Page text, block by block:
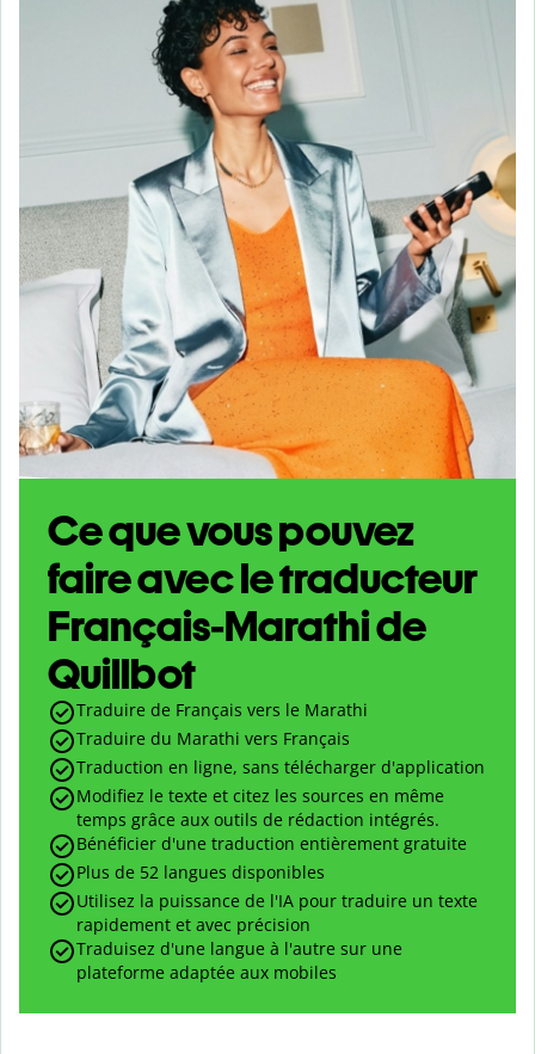
Ce que vous pouvez
faire avec le traducteur
Français-Marathi de
Quillbot
Traduire de Français vers le Marathi
Traduire du Marathi vers Français
Traduction en ligne, sans télécharger d'application
Modifiez le texte et citez les sources en même
temps grâce aux outils de rédaction intégrés.
Bénéficier d'une traduction entièrement gratuite
Plus de 52 langues disponibles
Utilisez la puissance de l'IA pour traduire un texte
rapidement et avec précision
Traduisez d'une langue à l'autre sur une
plateforme adaptée aux mobiles